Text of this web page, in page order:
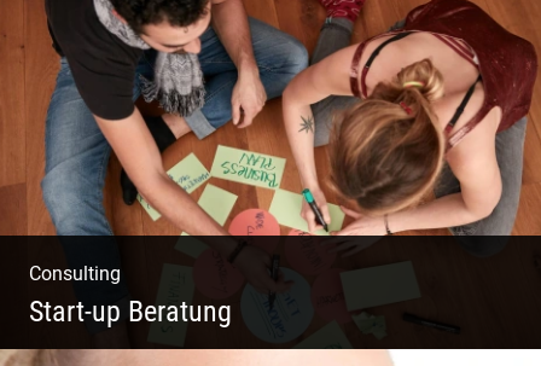
ermöglichen
Consulting
Start-up Beratung